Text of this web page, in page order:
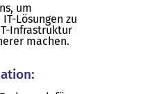
um
Lösungen zu
Infrastruktur
machen.